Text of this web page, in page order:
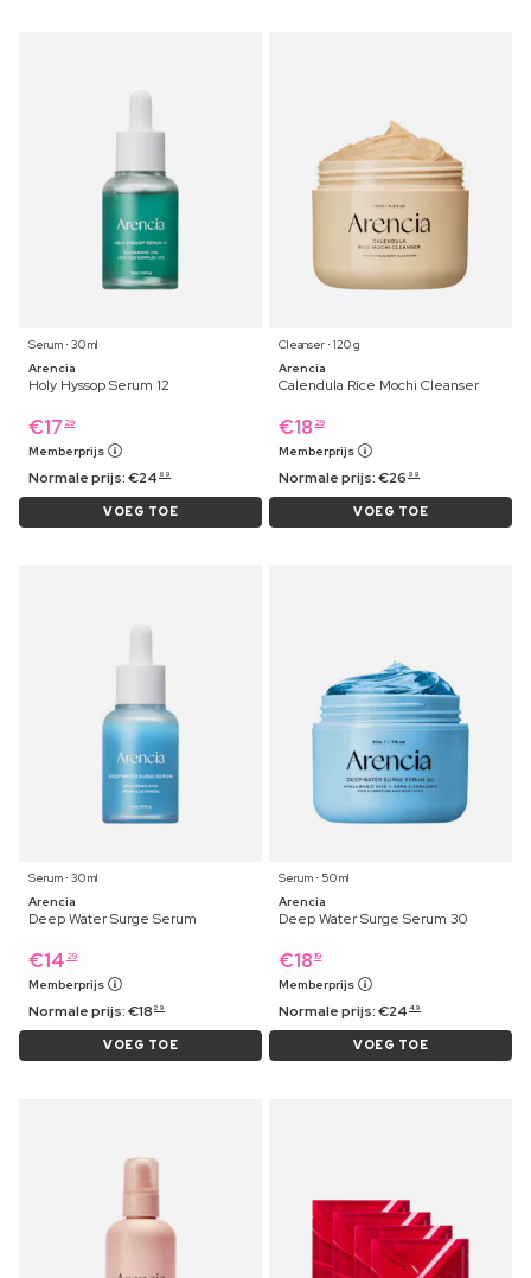
Serum ⋅ 30 ml
Arencia
Holy Hyssop Serum 12
€17 29
Memberprijs
Normale prijs:€24 69
VOEG TOE
Cleanser ⋅ 120 g
Arencia
Calendula Rice Mochi Cleanser
€18 29
Memberprijs
Normale prijs:€26 99
VOEG TOE
Serum ⋅ 30 ml
Arencia
Deep Water Surge Serum
€14 29
Memberprijs
Normale prijs:€18 29
VOEG TOE
Serum ⋅ 50 ml
Arencia
Deep Water Surge Serum 30
€18 19
Memberprijs
Normale prijs:€24 49
VOEG TOE